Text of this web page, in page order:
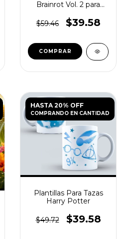
Brainrot Vol. 2 para
$59.46
$39.58
HASTA 20% OFF
COMPRANDO EN CANTIDAD
Plantillas Para Tazas
Harry Potter
$49.72 $39.58